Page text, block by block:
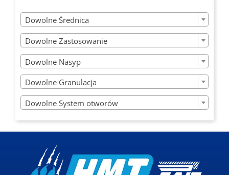
Dowolne Średnica
Dowolne Zastosowanie
Dowolne Nasyp
Dowolne Granulacja
Dowolne System otworów